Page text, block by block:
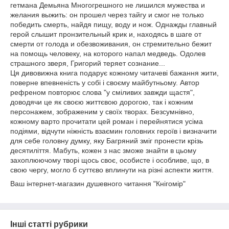
гетмана Демьяна Многогрешного не лишился мужества и
желания выжить: он прошел через тайгу и смог не только
победить смерть, найдя пищу, воду и нож. Однажды главный
герой слышит пронзительный крик и, находясь в шаге от
смерти от голода и обезвоживания, он стремительно бежит
на помощь человеку, на которого напал медведь. Одолев
страшного зверя, Григорий теряет сознание...
Ця дивовижна книга подарує кожному читачеві бажання жити,
поверне впевненість у собі і своєму майбутньому. Автор
рефреном повторює слова "у сміливих завжди щастя",
доводячи це як своєю життєвою дорогою, так і кожним
персонажем, зображеним у своїх творах. Безсумнівно,
кожному варто прочитати цей роман і перейнятися усіма
подіями, відчути ніжність взаємин головних героїв і визначити
для себе головну думку, яку Багряний зміг пронести крізь
десятиліття. Мабуть, кожен з нас зможе знайти в цьому
захоплюючому творі щось своє, особисте і особливе, що, в
свою чергу, могло б суттєво вплинути на різні аспекти життя.
Ваш інтернет-магазин душевного читання "Кнігомір"
Інші статті рубрики